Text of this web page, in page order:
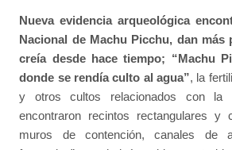
Nueva evidencia arqueológica
Nacional de Machu Picchu, dan más
creía desde hace tiempo; “Machu
donde se rendía culto al agua”, la
y otros cultos relacionados con la
encontraron recintos rectangulares y
muros de contención, canales de